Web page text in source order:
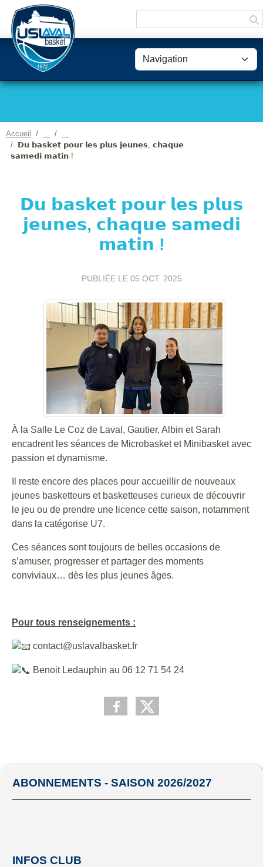
Accueil
𝗗𝘂 𝗯𝗮𝘀𝗸𝗲𝘁 𝗽𝗼𝘂𝗿 𝗹𝗲𝘀 𝗽𝗹𝘂𝘀 𝗷𝗲𝘂𝗻𝗲𝘀, 𝗰𝗵𝗮𝗾𝘂𝗲
𝘀𝗮𝗺𝗲𝗱𝗶 𝗺𝗮𝘁𝗶𝗻 !
𝗗𝘂 𝗯𝗮𝘀𝗸𝗲𝘁 𝗽𝗼𝘂𝗿 𝗹𝗲𝘀 𝗽𝗹𝘂𝘀
𝗷𝗲𝘂𝗻𝗲𝘀, 𝗰𝗵𝗮𝗾𝘂𝗲 𝘀𝗮𝗺𝗲𝗱𝗶
𝗺𝗮𝘁𝗶𝗻 !
PUBLIÉE LE 05 OCT. 2025
À la Salle Le Coz de Laval, Gautier, Albin et Sarah
encadrent les séances de Microbasket et Minibasket avec
passion et dynamisme.
Il reste encore des places pour accueillir de nouveaux
jeunes basketteurs et basketteuses curieux de découvrir
le jeu ou de prendre une licence cette saison, notamment
dans la catégorise U7.
Ces séances sont toujours de belles occasions de
s’amuser, progresser et partager des moments
conviviaux… dès les plus jeunes âges.
Pour tous renseignements :
contact@uslavalbasket.fr
Benoit Ledauphin au 06 12 71 54 24
ABONNEMENTS - SAISON 2026/2027
INFOS CLUB
Panneau de gestion des cookies